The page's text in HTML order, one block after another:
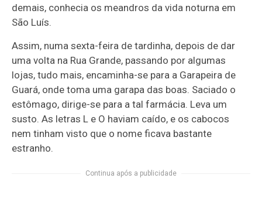
demais, conhecia os meandros da vida noturna em
São Luís.
Assim, numa sexta-feira de tardinha, depois de dar
uma volta na Rua Grande, passando por algumas
lojas, tudo mais, encaminha-se para a Garapeira de
Guará, onde toma uma garapa das boas. Saciado o
estômago, dirige-se para a tal farmácia. Leva um
susto. As letras L e O haviam caído, e os cabocos
nem tinham visto que o nome ficava bastante
estranho.
Continua após a publicidade